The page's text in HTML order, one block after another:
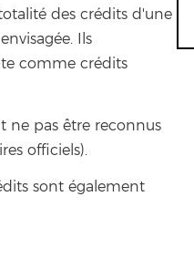
des crédits d'une
Ils
comme crédits
ne pas être reconnus
officiels).
sont également